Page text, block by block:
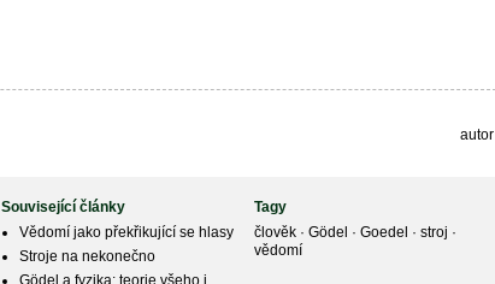
autor
Související články
Vědomí jako překřikující se hlasy
Stroje na nekonečno
Gödel a fyzika: teorie všeho i
Tagy
člověk ·Gödel ·Goedel ·stroj ·
vědomí